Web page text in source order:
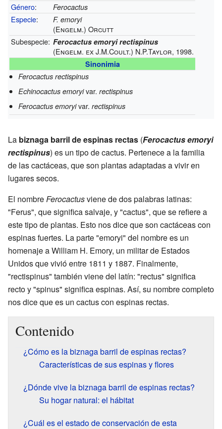
Género: Ferocactus
Especie: F. emoryi
(Engelm.) Orcutt
Subespecie: Ferocactus emoryi rectispinus
(Engelm. ex J.M.Coult.) N.P.Taylor, 1998.
Sinonimia
Ferocactus rectispinus
Echinocactus emoryivar. rectispinus
Ferocactus emoryivar. rectispinus
La biznaga barril de espinas rectas (Ferocactus emoryi
rectispinus) es un tipo de cactus. Pertenece a la familia
de las cactáceas, que son plantas adaptadas a vivir en
lugares secos.
El nombreFerocactusviene de dos palabras latinas:
"Ferus", que significa salvaje, y "cactus", que se refiere a
este tipo de plantas. Esto nos dice que son cactáceas con
espinas fuertes. La parte "emoryi" del nombre es un
homenaje a William H. Emory, un militar de Estados
Unidos que vivió entre 1811 y 1887. Finalmente,
"rectispinus" también viene del latín: "rectus" significa
recto y "spinus" significa espinas. Así, su nombre completo
nos dice que es un cactus con espinas rectas.
Contenido
¿Cómo es la biznaga barril de espinas rectas?
Características de sus espinas y flores
¿Dónde vive la biznaga barril de espinas rectas?
Su hogar natural: el hábitat
¿Cuál es el estado de conservación de esta